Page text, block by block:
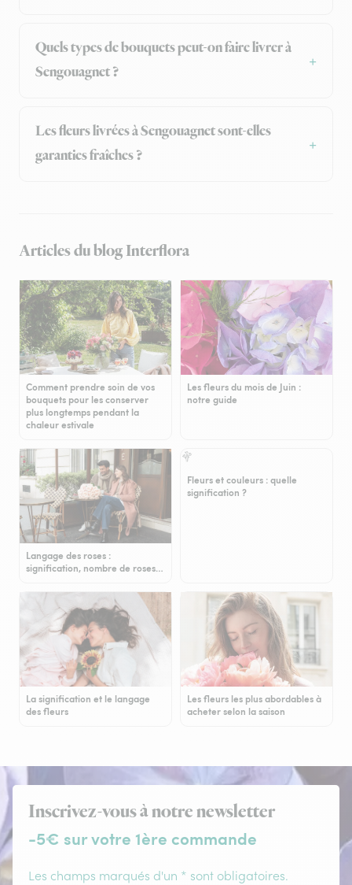
Quels types de bouquets peut-on faire livrer à
Sengouagnet ?
Les fleurs livrées à Sengouagnet sont-elles
garanties fraîches ?
Articles du blog Interflora
Comment prendre soin de vos
bouquets pour les conserver
plus longtemps pendant la
chaleur estivale
Les fleurs du mois de Juin :
notre guide
Langage des roses :
signification, nombre de roses…
Fleurs et couleurs : quelle
signification ?
La signification et le langage
des fleurs
Les fleurs les plus abordables à
acheter selon la saison
Inscrivez-vous à notre newsletter
-5€ sur votre 1ère commande
Les champs marqués d'un * sont obligatoires.